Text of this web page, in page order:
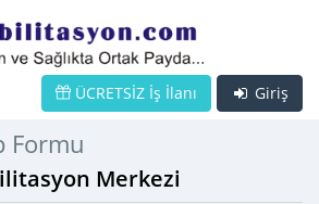
Giriş
ÜCRETSİZ İş İlanı
Formu
Merkezi